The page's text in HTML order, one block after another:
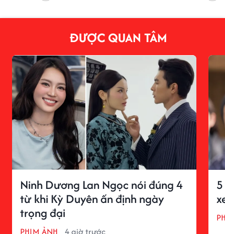
ĐƯỢC QUAN TÂM
Ninh Dương Lan Ngọc nói đúng 4
từ khi Kỳ Duyên ấn định ngày
trọng đại